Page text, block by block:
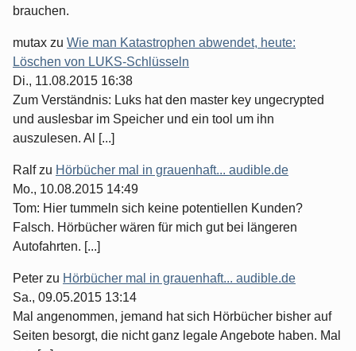
brauchen.
mutax zu Wie man Katastrophen abwendet, heute:
Löschen von LUKS-Schlüsseln
Di., 11.08.2015 16:38
Zum Verständnis: Luks hat den master key ungecrypted
und auslesbar im Speicher und ein tool um ihn
auszulesen. Al [...]
Ralfzu Hörbücher mal in grauenhaft... audible.de
Mo., 10.08.2015 14:49
Tom: Hier tummeln sich keine potentiellen Kunden?
Falsch. Hörbücher wären für mich gut bei längeren
Autofahrten. [...]
Peter zu Hörbücher mal in grauenhaft... audible.de
Sa., 09.05.2015 13:14
Mal angenommen, jemand hat sich Hörbücher bisher auf
Seiten besorgt, die nicht ganz legale Angebote haben. Mal